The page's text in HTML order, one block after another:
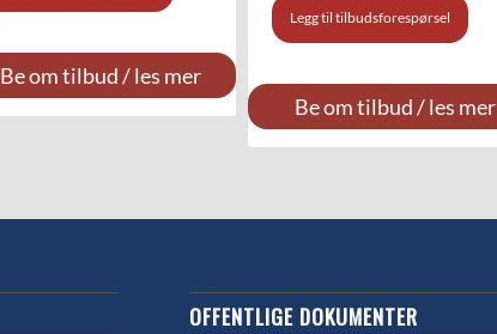
Be om tilbud / les mer
Legg til tilbudsforespørsel
Be om tilbud / les mer
OFFENTLIGE DOKUMENTER